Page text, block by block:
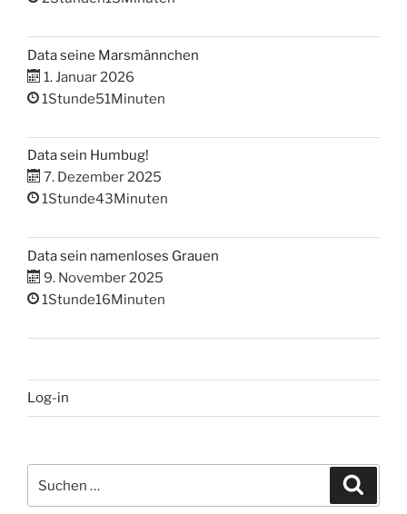
Data seine Marsmännchen
1. Januar 2026
1Stunde51Minuten
Data sein Humbug!
7. Dezember 2025
1Stunde43Minuten
Data sein namenloses Grauen
9. November 2025
1Stunde16Minuten
Log-in
nach: